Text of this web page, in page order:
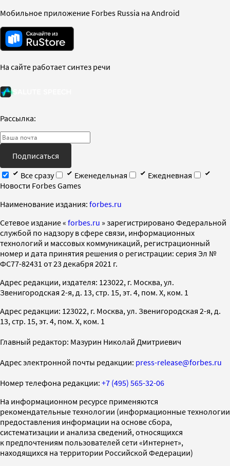
Мобильное приложение Forbes Russia на Android
На сайте работает синтез речи
Рассылка:
Подписаться
Все сразу
Еженедельная
Ежедневная
Новости Forbes Games
Наименование издания: forbes.ru
Cетевое издание « forbes.ru » зарегистрировано Федеральной
службой по надзору в сфере связи, информационных
технологий и массовых коммуникаций, регистрационный
номер и дата принятия решения о регистрации: серия Эл №
ФС77-82431 от 23 декабря 2021 г.
Адрес редакции, издателя: 123022, г. Москва, ул.
Звенигородская 2-я, д. 13, стр. 15, эт. 4, пом. X, ком. 1
Адрес редакции: 123022, г. Москва, ул. Звенигородская 2-я, д.
13, стр. 15, эт. 4, пом. X, ком. 1
Главный редактор: Мазурин Николай Дмитриевич
Адрес электронной почты редакции: press-release@forbes.ru
Номер телефона редакции: +7 (495) 565-32-06
На информационном ресурсе применяются
рекомендательные технологии (информационные технологии
предоставления информации на основе сбора,
систематизации и анализа сведений, относящихся
к предпочтениям пользователей сети «Интернет»,
находящихся на территории Российской Федерации)